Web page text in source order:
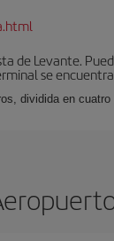
de Levante.
se
dividida en cuatro